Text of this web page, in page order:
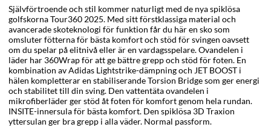
Självförtroende och stil kommer naturligt med de nya spiklösa
golfskorna Tour360 2025. Med sitt förstklassiga material och
avancerade skoteknologi för funktion får du här en sko som
omsluter fötterna för bästa komfort och stöd för svingen oavsett
om du spelar på elitnivå eller är en vardagsspelare. Ovandelen i
läder har 360Wrap för att ge bättre grepp och stöd för foten. En
kombination av Adidas Lightstrike-dämpning och JET BOOST i
hälen kompletterar en stabiliserande Torsion Bridge som ger energi
och stabilitet till din sving. Den vattentäta ovandelen i
mikrofiberläder ger stöd åt foten för komfort genom hela rundan.
INSITE-innersula för bästa komfort. Den spiklösa 3D Traxion
yttersulan ger bra grepp i alla väder. Normal passform.